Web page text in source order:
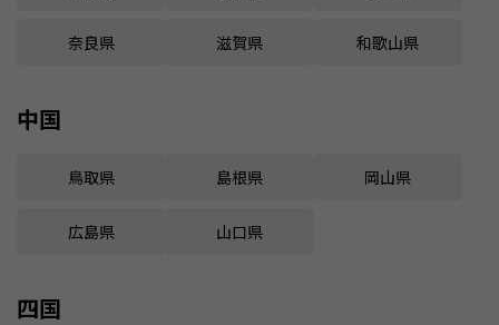
奈良県 滋賀県 和歌山県
中国
鳥取県 島根県 岡山県
広島県 山口県
四国